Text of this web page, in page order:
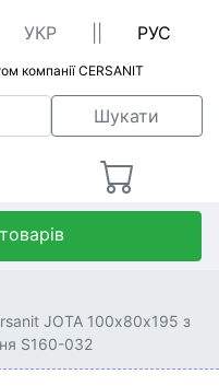
компанії CERSANIT
УКР РУС
Шукати
JOTA 100х80х195 з
S160-032